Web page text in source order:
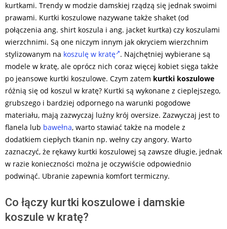
kurtkami. Trendy w modzie damskiej rządzą się jednak swoimi
prawami. Kurtki koszulowe nazywane także shaket (od
połączenia ang. shirt koszula i ang. jacket kurtka) czy koszulami
wierzchnimi. Są one niczym innym jak okryciem wierzchnim
stylizowanym na koszulę w kratę . Najchętniej wybierane są
modele w kratę, ale oprócz nich coraz więcej kobiet sięga także
po jeansowe kurtki koszulowe. Czym zatem kurtki koszulowe
różnią się od koszul w kratę? Kurtki są wykonane z cieplejszego,
grubszego i bardziej odpornego na warunki pogodowe
materiału, mają zazwyczaj luźny krój oversize. Zazwyczaj jest to
flanela lub bawełna, warto stawiać także na modele z
dodatkiem ciepłych tkanin np. wełny czy angory. Warto
zaznaczyć, że rękawy kurtki koszulowej są zawsze długie, jednak
w razie konieczności można je oczywiście odpowiednio
podwinąć. Ubranie zapewnia komfort termiczny.
Co łączy kurtki koszulowe i damskie
koszule w kratę?